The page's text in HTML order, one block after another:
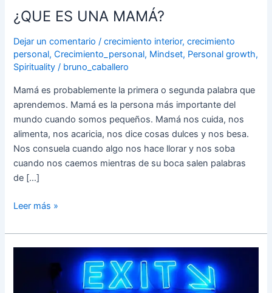
¿QUE ES UNA MAMÁ?
Dejar un comentario /crecimiento interior,crecimiento
personal,Crecimiento_personal, Mindset, Personal growth,
Spirituality / bruno_caballero
Mamá es probablemente la primera o segunda palabra que
aprendemos. Mamá es la persona más importante del
mundo cuando somos pequeños. Mamá nos cuida, nos
alimenta, nos acaricia, nos dice cosas dulces y nos besa.
Nos consuela cuando algo nos hace llorar y nos soba
cuando nos caemos mientras de su boca salen palabras
de […]
Leer más »